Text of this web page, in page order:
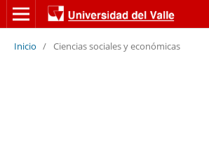
Inicio / Ciencias sociales y económicas